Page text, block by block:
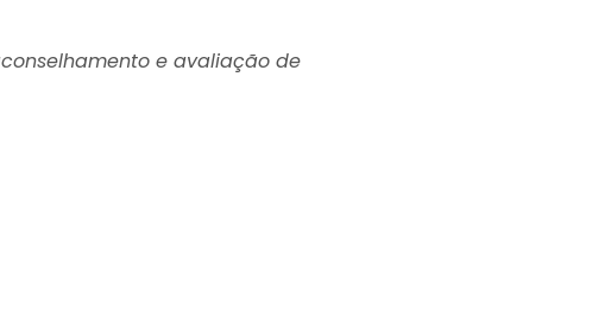
e avaliação de